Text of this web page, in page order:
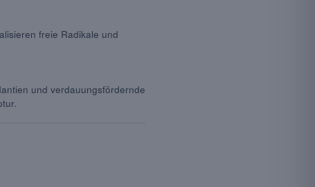
freie Radikale und
und verdauungsfördernde